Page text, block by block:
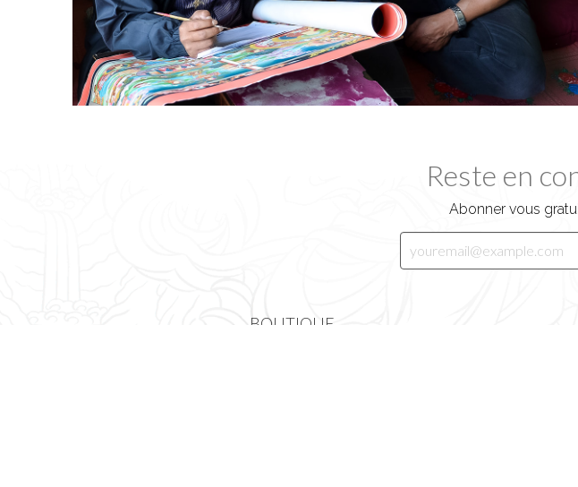
Reste en
Abonner vous
BOUTIQUE